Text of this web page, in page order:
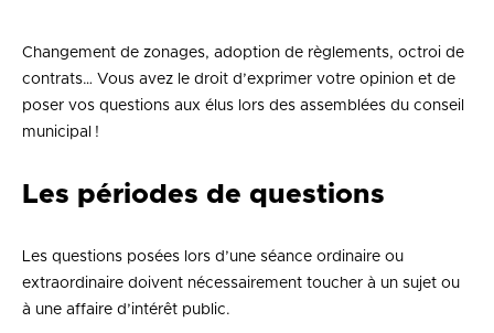
Changement de zonages, adoption de règlements, octroi de
contrats… Vous avez le droit d’exprimer votre opinion et de
poser vos questions aux élus lors des assemblées du conseil
municipal !
Les périodes de questions
Les questions posées lors d’une séance ordinaire ou
extraordinaire doivent nécessairement toucher à un sujet ou
à une affaire d’intérêt public.